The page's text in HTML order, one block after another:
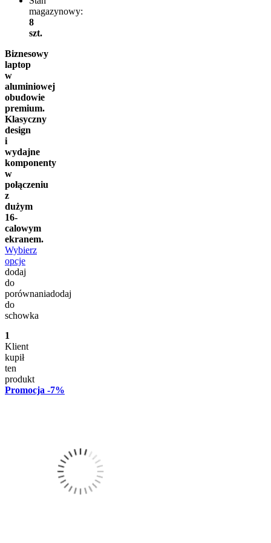
magazynowy:
8
szt.
Biznesowy
laptop
w
aluminiowej
obudowie
premium.
Klasyczny
design
i
wydajne
komponenty
w
połączeniu
z
dużym
16-
calowym
ekranem.
Wybierz
opcje
dodaj
do
porównaniadodaj
do
schowka
1
Klient
kupił
ten
produkt
Promocja -7%